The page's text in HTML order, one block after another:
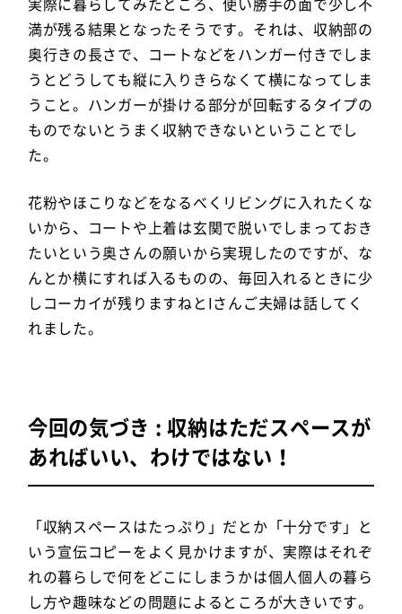
満が残る結果となったそうです。それは、収納部の
奥行きの長さで、コートなどをハンガー付きでしま
うとどうしても縦に入りきらなくて横になってしま
うこと。ハンガーが掛ける部分が回転するタイプの
ものでないとうまく収納できないということでし
た。
花粉やほこりなどをなるべくリビングに入れたくな
いから、コートや上着は玄関で脱いでしまっておき
たいという奥さんの願いから実現したのですが、な
んとか横にすれば入るものの、毎回入れるときに少
しコーカイが残りますねとIさんご夫婦は話してく
れました。
今回の気づき : 収納はただスペースが
あればいい、わけではない！
「収納スペースはたっぷり」だとか「十分です」と
いう宣伝コピーをよく見かけますが、実際はそれぞ
れの暮らしで何をどこにしまうかは個人個人の暮ら
し方や趣味などの問題によるところが大きいです。